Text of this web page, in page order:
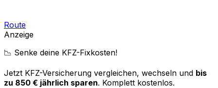
Route
Anzeige
📉 Senke deine KFZ-Fixkosten!
Jetzt KFZ-Versicherung vergleichen, wechseln und bis
zu 850 € jährlich sparen. Komplett kostenlos.